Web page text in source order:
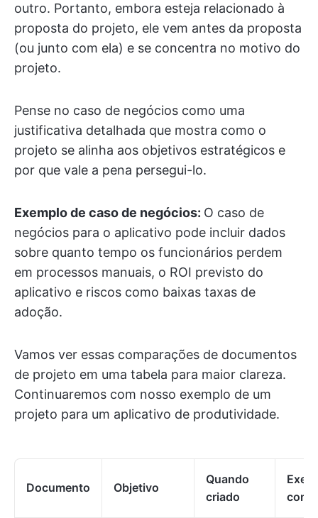
outro. Portanto, embora esteja relacionado à
proposta do projeto, ele vem antes da proposta
(ou junto com ela) e se concentra no motivo do
projeto.
Pense no caso de negócios como uma
justificativa detalhada que mostra como o
projeto se alinha aos objetivos estratégicos e
por que vale a pena persegui-lo.
Exemplo de caso de negócios: O caso de
negócios para o aplicativo pode incluir dados
sobre quanto tempo os funcionários perdem
em processos manuais, o ROI previsto do
aplicativo e riscos como baixas taxas de
adoção.
Vamos ver essas comparações de documentos
de projeto em uma tabela para maior clareza.
Continuaremos com nosso exemplo de um
projeto para um aplicativo de produtividade.
Documento Objetivo
Quando
criado